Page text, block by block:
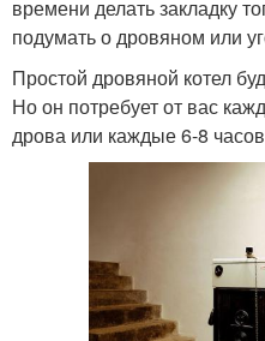
времени делать закладку
подумать о дровяном или
Простой дровяной котел
Но он потребует от вас
дрова или каждые 6-8 часов